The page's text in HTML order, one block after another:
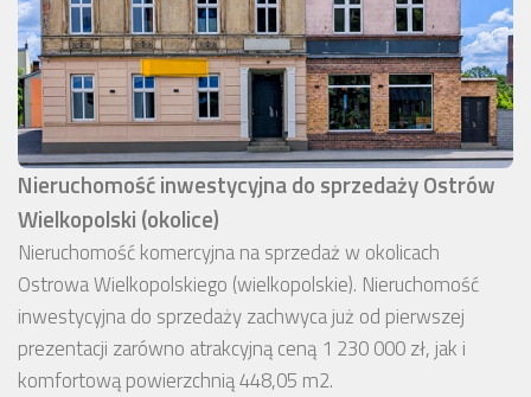
Nieruchomość inwestycyjna do sprzedaży Ostrów
Wielkopolski (okolice)
Nieruchomość komercyjna na sprzedaż w okolicach
Ostrowa Wielkopolskiego (wielkopolskie). Nieruchomość
inwestycyjna do sprzedaży zachwyca już od pierwszej
prezentacji zarówno atrakcyjną ceną 1 230 000 zł, jak i
komfortową powierzchnią 448,05 m2.